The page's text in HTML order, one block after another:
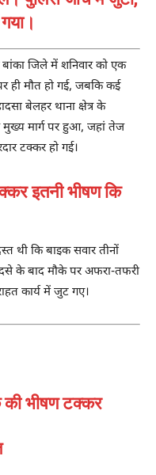
बांका जिले में शनिवार को एक
ही मौत हो गई, जबकि कई
बेलहर थाना क्षेत्र के
मुख्य मार्ग पर हुआ, जहां तेज
टक्कर हो गई।
इतनी भीषण कि
थी कि बाइक सवार तीनों
के बाद मौके पर अफरा-तफरी
कार्य में जुट गए।
की भीषण टक्कर